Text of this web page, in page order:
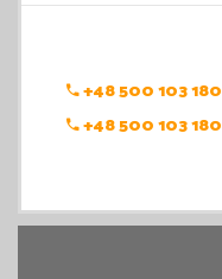
+48 500 103 180
+48 500 103 180